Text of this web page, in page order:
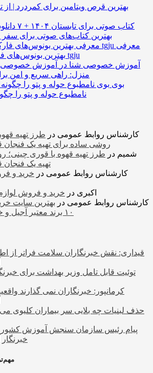
بهترین قرص ویتامین برای کمردرد | از
۷ کتاب صوتی برای تابستان ۱۴۰۴ +
بهترین کتاب‌های صوتی برای
معرفی
بهترین بونوس‌های فارکس در سایت tgju
آموزش خصوصی شنا در
منزل: راهی سریع و امن
بوی
نامطبوع حوله و پتو را
کارشناس روابط عمومی در طرز تهیه
روشی ساده برای تهیه یک
شمیم در طرز تهیه قهوه با قوری چینی؛
تهیه یک
کارشناس روابط عمومی در خرید و
اکبری در خرید و فروش
کارشناس روابط عمومی در بهترین سایت
۱۰ برند معتبر آجیل و خشکبار در ایران
قیداری: نقش خبرنگاران سلامت فراتر از
توئیت قابل تامل وزیر بهداشت برای
کرمانپور: خبرنگاران نمی گذارند
حذف لبنیات چه بلایی سر بیماران کلیوی می
پیام رئیس سازمان سنجش آموزش کشور
خبرنگار